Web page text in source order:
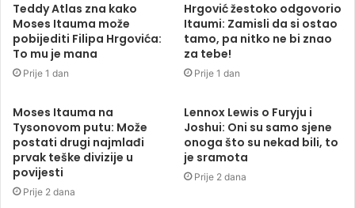
Teddy Atlas zna kako
Moses Itauma može
pobijediti Filipa Hrgovića:
To mu je mana
Prije 1 dan
Hrgović žestoko odgovorio
Itaumi: Zamisli da si ostao
tamo, pa nitko ne bi znao
za tebe!
Prije 1 dan
Moses Itauma na
Tysonovom putu: Može
postati drugi najmlađi
prvak teške divizije u
povijesti
Prije 2 dana
Lennox Lewis o Furyju i
Joshui: Oni su samo sjene
onoga što su nekad bili, to
je sramota
Prije 2 dana